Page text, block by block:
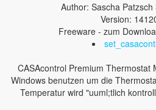
Author: Sascha
Version:
Freeware - zum
CASAcontrol Premium Thermostat
Windows benutzen um die
Temperatur wird "uuml;tlich